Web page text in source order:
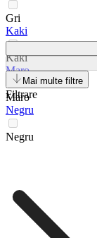
Gri
Kaki
Kaki
Maro
Maro
Negru
Negru
Mai multe filtre
Filtrare